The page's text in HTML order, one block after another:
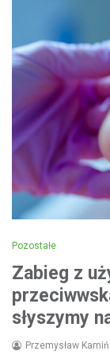
Pozostałe
Zabieg z
słyszymy
Przemysław